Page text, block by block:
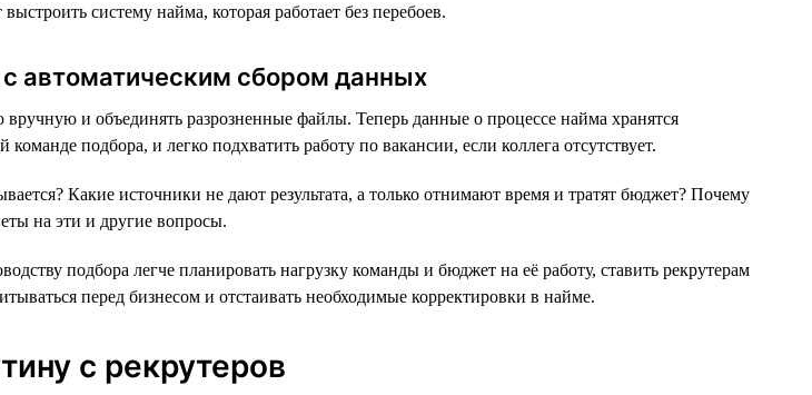
систему найма, которая работает без перебоев.
автоматическим сбором данных
и объединять разрозненные файлы. Теперь данные о процессе найма хранятся
подбора, и легко подхватить работу по вакансии, если коллега отсутствует.
Какие источники не дают результата, а только отнимают время и тратят бюджет? Почему
на эти и другие вопросы.
подбора легче планировать нагрузку команды и бюджет на её работу, ставить рекрутерам
перед бизнесом и отстаивать необходимые корректировки в найме.
с рекрутеров